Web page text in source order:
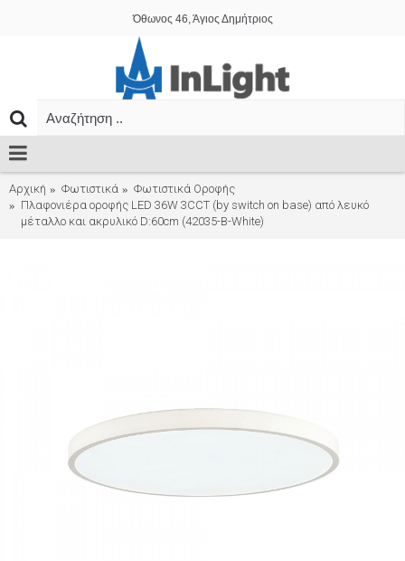
Όθωνος 46, Άγιος Δημήτριος
Αρχική Φωτιστικά
Φωτιστικά Οροφής
Πλαφονιέρα οροφής LED 36W 3CCT (by switch on base) από λευκό
μέταλλο και ακρυλικό D:60cm (42035-B-White)